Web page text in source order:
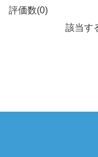
評価数(0)
該当す